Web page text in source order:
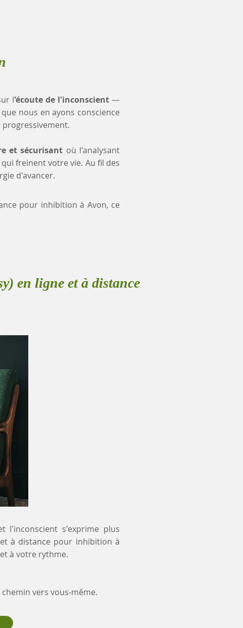
l'écoute de l'inconscient—
nous en ayons conscience
et sécurisant où l'analysant
freinent votre vie. Au fil des
d'avancer.
pour inhibition à Avon, ce
en ligne et à distance
l'inconscient s'exprime plus
à distance pour inhibition à
à votre rythme.
vers vous-même.